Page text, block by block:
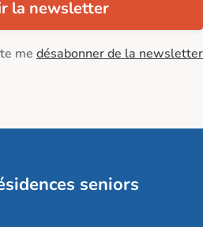
la newsletter
me désabonner de la newsletter
seniors